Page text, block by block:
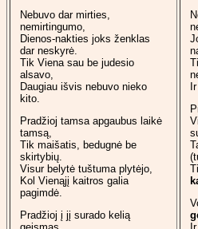
Nebuvo dar mirties,
nemirtingumo,
Dienos-nakties joks ženklas
dar neskyrė.
Tik Viena sau be judesio
alsavo,
Daugiau išvis nebuvo nieko
kito.
Pradžioj tamsa apgaubus laikė
tamsą,
Tik maišatis, bedugnė be
skirtybių.
Visur belytė tuštuma plytėjo,
Kol Vienąjį kaitros galia
pagimdė.
Pradžioj į jį surado kelią